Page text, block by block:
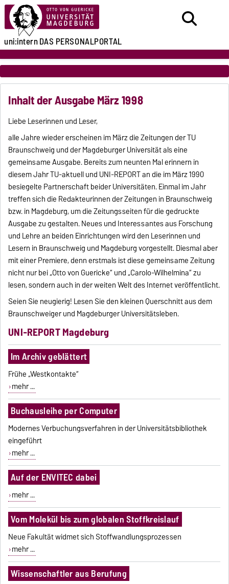
uni:internDAS PERSONALPORTAL
Inhalt der Ausgabe März 1998
Liebe Leserinnen und Leser,
alle Jahre wieder erscheinen im März die Zeitungen der TU
Braunschweig und der Magdeburger Universität als eine
gemeinsame Ausgabe. Bereits zum neunten Mal erinnern in
diesem Jahr TU-aktuell und UNI-REPORT an die im März 1990
besiegelte Partnerschaft beider Universitäten. Einmal im Jahr
treffen sich die Redakteurinnen der Zeitungen in Braunschweig
bzw. in Magdeburg, um die Zeitungsseiten für die gedruckte
Ausgabe zu gestalten. Neues und Interessantes aus Forschung
und Lehre an beiden Einrichtungen wird den Leserinnen und
Lesern in Braunschweig und Magdeburg vorgestellt. Diesmal aber
mit einer Premiere, denn erstmals ist diese gemeinsame Zeitung
nicht nur bei „Otto von Guericke“ und „Carolo-Wilhelmina“ zu
lesen, sondern auch in der weiten Welt des Internet veröffentlicht.
Seien Sie neugierig! Lesen Sie den kleinen Querschnitt aus dem
Braunschweiger und Magdeburger Universitätsleben.
UNI-REPORT Magdeburg
Im Archiv geblättert
Frühe „Westkontakte“
mehr ...
Buchausleihe per Computer
Modernes Verbuchungsverfahren in der Universitätsbibliothek
eingeführt
mehr ...
Auf der ENVITEC dabei
mehr ...
Vom Molekül bis zum globalen Stoffkreislauf
Neue Fakultät widmet sich Stoffwandlungsprozessen
mehr ...
Wissenschaftler aus Berufung